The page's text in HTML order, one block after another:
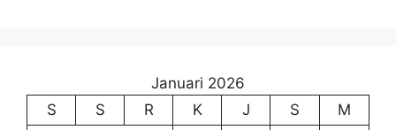
Januari 2026
S
S R K J S
M